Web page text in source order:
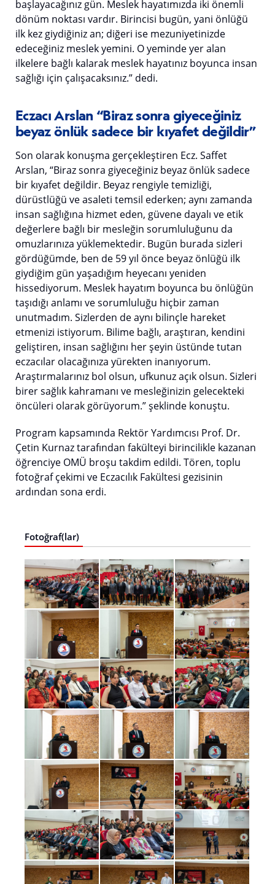
başlayacağınız gün. Meslek hayatımızda iki önemli
dönüm noktası vardır. Birincisi bugün, yani önlüğü
ilk kez giydiğiniz an; diğeri ise mezuniyetinizde
edeceğiniz meslek yemini. O yeminde yer alan
ilkelere bağlı kalarak meslek hayatınız boyunca insan
sağlığı için çalışacaksınız.” dedi.
Eczacı Arslan “Biraz sonra giyeceğiniz
beyaz önlük sadece bir kıyafet değildir”
Son olarak konuşma gerçekleştiren Ecz. Saffet
Arslan, “Biraz sonra giyeceğiniz beyaz önlük sadece
bir kıyafet değildir. Beyaz rengiyle temizliği,
dürüstlüğü ve asaleti temsil ederken; aynı zamanda
insan sağlığına hizmet eden, güvene dayalı ve etik
değerlere bağlı bir mesleğin sorumluluğunu da
omuzlarınıza yüklemektedir. Bugün burada sizleri
gördüğümde, ben de 59 yıl önce beyaz önlüğü ilk
giydiğim gün yaşadığım heyecanı yeniden
hissediyorum. Meslek hayatım boyunca bu önlüğün
taşıdığı anlamı ve sorumluluğu hiçbir zaman
unutmadım. Sizlerden de aynı bilinçle hareket
etmenizi istiyorum. Bilime bağlı, araştıran, kendini
geliştiren, insan sağlığını her şeyin üstünde tutan
eczacılar olacağınıza yürekten inanıyorum.
Araştırmalarınız bol olsun, ufkunuz açık olsun. Sizleri
birer sağlık kahramanı ve mesleğinizin gelecekteki
öncüleri olarak görüyorum.” şeklinde konuştu.
Program kapsamında Rektör Yardımcısı Prof. Dr.
Çetin Kurnaz tarafından fakülteyi birincilikle kazanan
öğrenciye OMÜ broşu takdim edildi. Tören, toplu
fotoğraf çekimi ve Eczacılık Fakültesi gezisinin
ardından sona erdi.
Fotoğraf(lar)